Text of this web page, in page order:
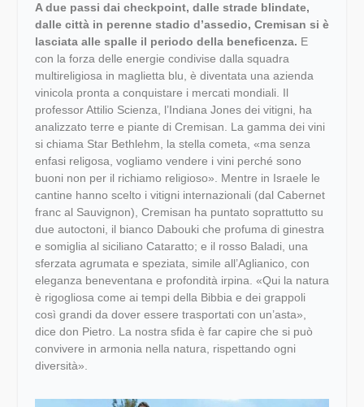
A due passi dai checkpoint, dalle strade blindate,
dalle città in perenne stadio d’assedio, Cremisan si è
lasciata alle spalle il periodo della beneficenza. E
con la forza delle energie condivise dalla squadra
multireligiosa in maglietta blu, è diventata una azienda
vinicola pronta a conquistare i mercati mondiali. Il
professor Attilio Scienza, l’Indiana Jones dei vitigni, ha
analizzato terre e piante di Cremisan. La gamma dei vini
si chiama Star Bethlehm, la stella cometa, «ma senza
enfasi religosa, vogliamo vendere i vini perché sono
buoni non per il richiamo religioso». Mentre in Israele le
cantine hanno scelto i vitigni internazionali (dal Cabernet
franc al Sauvignon), Cremisan ha puntato soprattutto su
due autoctoni, il bianco Dabouki che profuma di ginestra
e somiglia al siciliano Cataratto; e il rosso Baladi, una
sferzata agrumata e speziata, simile all’Aglianico, con
eleganza beneventana e profondità irpina. «Qui la natura
è rigogliosa come ai tempi della Bibbia e dei grappoli
così grandi da dover essere trasportati con un’asta»,
dice don Pietro. La nostra sfida è far capire che si può
convivere in armonia nella natura, rispettando ogni
diversità».